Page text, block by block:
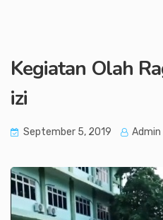
Kegiatan Olah
izi
September 5, 2019 Admin